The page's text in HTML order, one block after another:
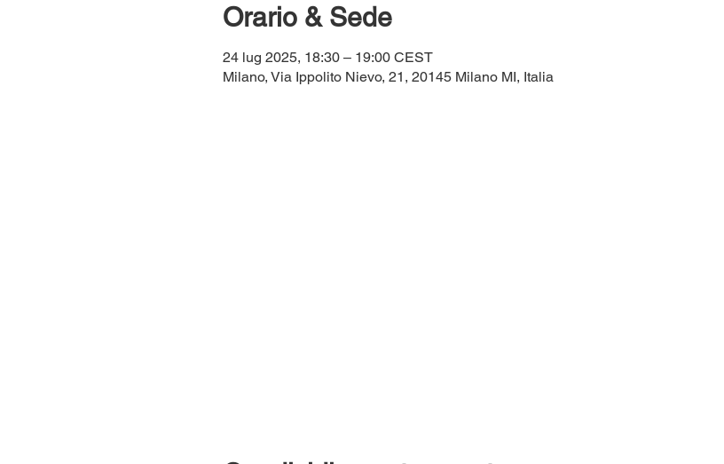
Orario & Sede
24 lug 2025, 18:30 – 19:00 CEST
Milano, Via Ippolito Nievo, 21, 20145 Milano MI, Italia